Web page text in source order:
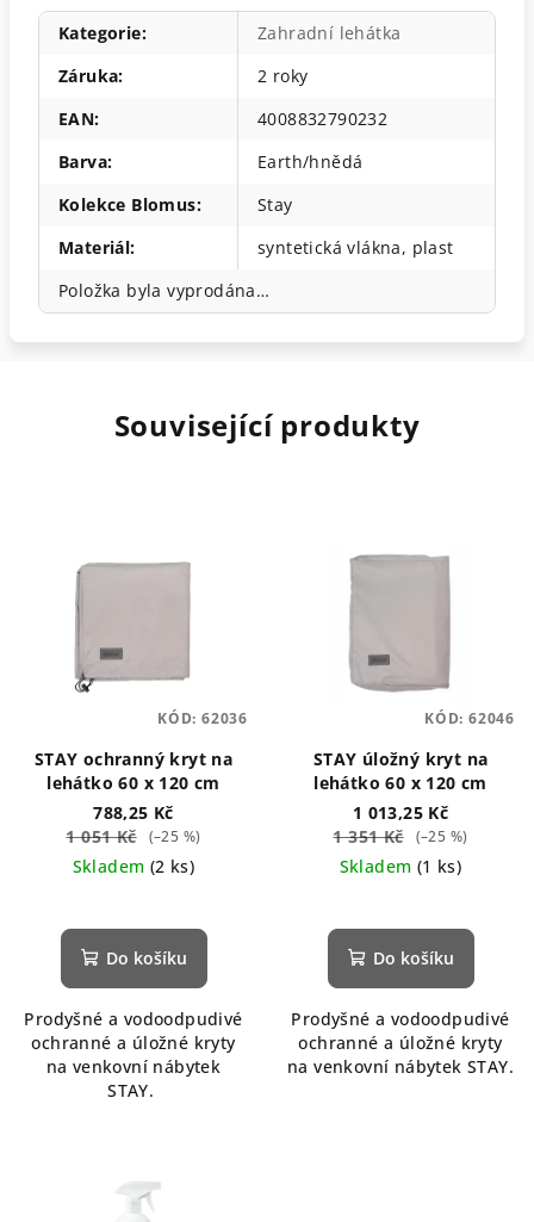
Kategorie:
Zahradní lehátka
Záruka:
2 roky
EAN:
4008832790232
Barva:
Earth/hnědá
Kolekce Blomus:
Stay
Materiál:
syntetická vlákna, plast
Položka byla vyprodána…
Související produkty
STAY ochranný kryt na
lehátko 60 x 120 cm
788,25 Kč
1 051 Kč
(–25 %)
Skladem (2 ks)
Do košíku
Prodyšné a vodoodpudivé
ochranné a úložné kryty
na venkovní nábytek
STAY.
KÓD: 62036
STAY úložný kryt na
lehátko 60 x 120 cm
1 013,25 Kč
1 351 Kč
(–25 %)
Skladem (1 ks)
Do košíku
Prodyšné a vodoodpudivé
ochranné a úložné kryty
na venkovní nábytek STAY.
KÓD: 62046